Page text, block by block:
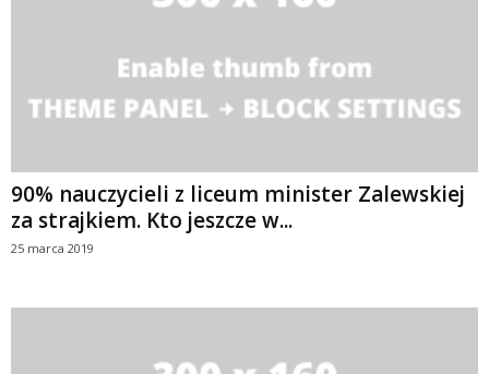
90% nauczycieli z liceum minister Zalewskiej
za strajkiem. Kto jeszcze w...
25 marca 2019